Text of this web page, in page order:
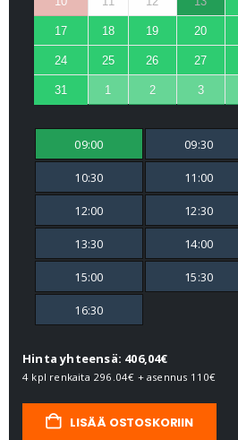
17 18 19 20
24 25 26 27
31 1 2 3
09:00 09:30
10:30 11:00
12:00 12:30
13:30 14:00
15:00 15:30
16:30
Hinta yhteensä: 406,04€
4 kpl renkaita 296.04€ + asennus 110€
LISÄÄ OSTOSKORIIN